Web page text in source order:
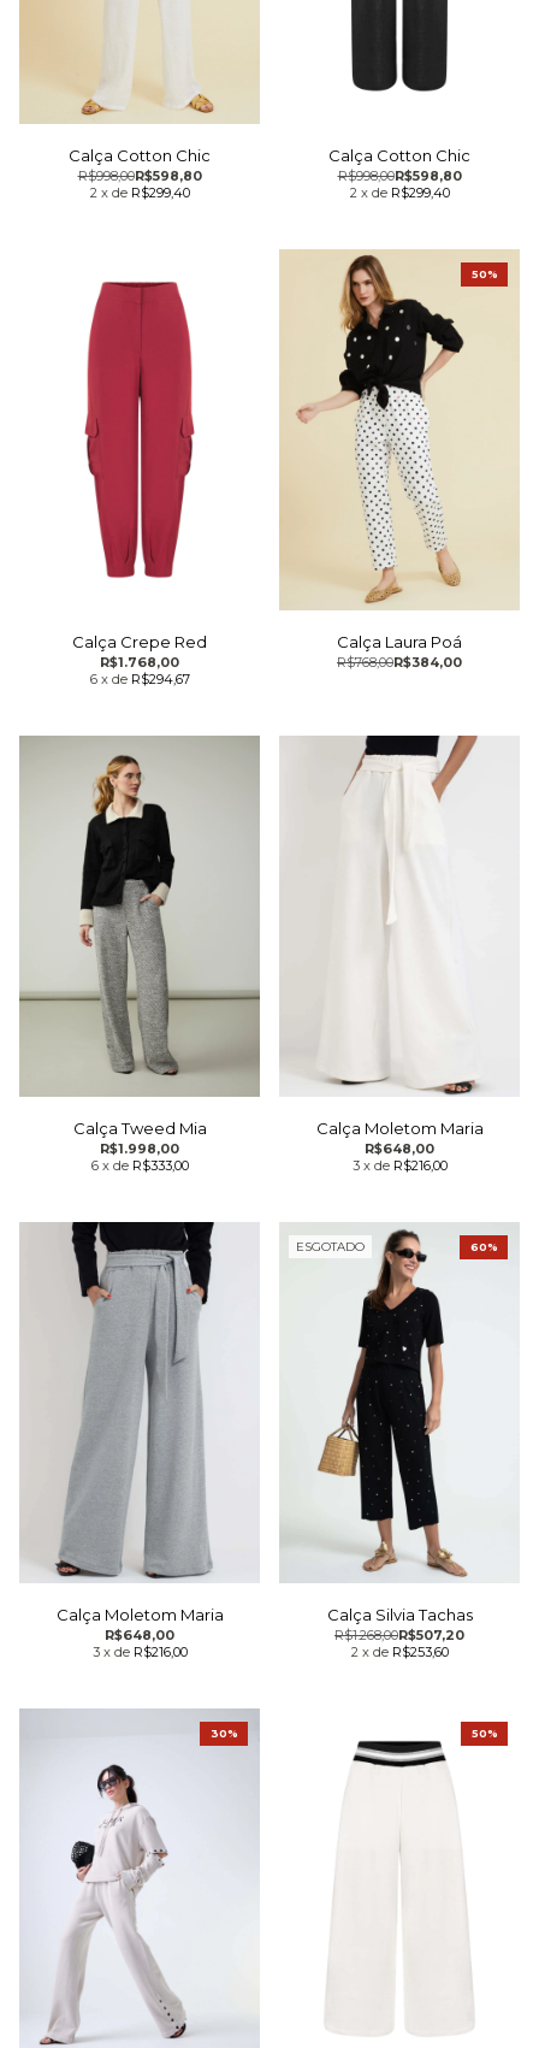
Calça Cotton Chic
R$598,80
R$998,00
2 x de R$299,40
Calça Cotton Chic
R$598,80
R$998,00
2 x de R$299,40
Calça Crepe Red
R$1.768,00
6 x de R$294,67
Calça Laura Poá
R$384,00
R$768,00
50%
Calça Tweed Mia
R$1.998,00
6 x de R$333,00
Calça Moletom Maria
R$648,00
3 x de R$216,00
Calça Moletom Maria
R$648,00
3 x de R$216,00
ESGOTADO
Calça Silvia Tachas
R$507,20
R$1.268,00
2 x de R$253,60
60%
30% 50%